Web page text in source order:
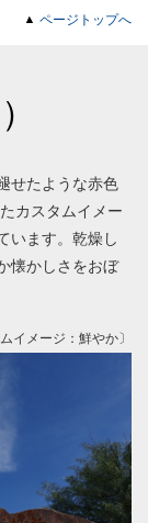
ページトップへ
せたような赤色
カスタムイメー
います。乾燥し
懐かしさをおぼ
ムイメージ：鮮やか〕